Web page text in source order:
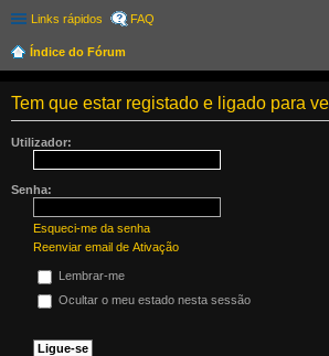
Links rápidos FAQ
Índice do Fórum
Tem que estar registado e ligado para
Utilizador:
Senha:
Esqueci-me da senha
Reenviar email de Ativação
Lembrar-me
Ocultar o meu estado nesta sessão